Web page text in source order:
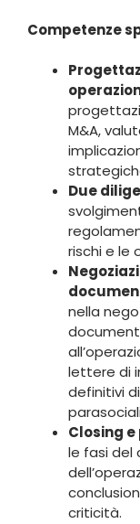
Competenze
M&A,
Due
rischi e le
nella
lettere di
definitivi
Closing
le fasi del
criticità.